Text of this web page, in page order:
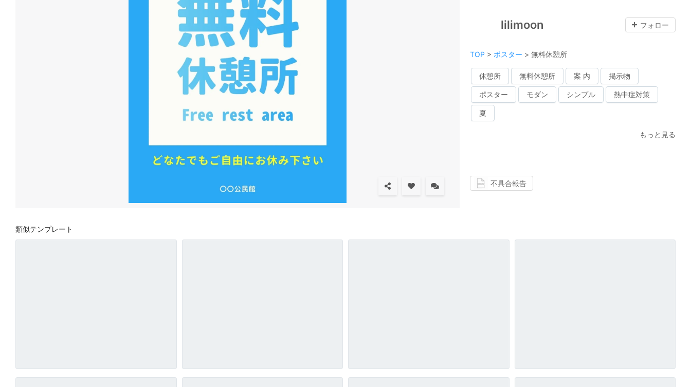
lilimoon フォロー
TOP > ポスター > 無料休憩所
休憩所 無料休憩所 案 内 掲示物
ポスター モダン シンプル 熱中症対策
夏
もっと見る
不具合報告
類似テンプレート